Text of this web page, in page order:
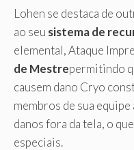
Lohen se destaca de
ao seu sistema de
elemental, Ataque
de Mestrepermitindo
causem dano Cryo
membros de sua
danos fora da tela, o
especiais.